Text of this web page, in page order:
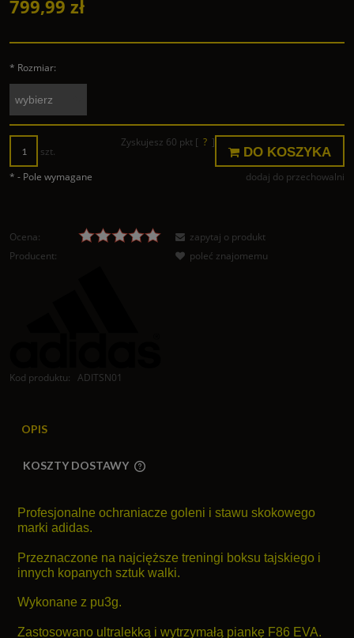
799,99 zł
* Rozmiar:
szt. DO KOSZYKA
Zyskujesz 60 pkt [ ? ]
dodaj do przechowalni
* - Pole wymagane
Ocena:
Producent:
Kod produktu: ADITSN01
zapytaj o produkt
poleć znajomemu
OPIS
KOSZTY DOSTAWY
Profesjonalne ochraniacze goleni i stawu skokowego
marki adidas.
Przeznaczone na najcięższe treningi boksu tajskiego i
innych kopanych sztuk walki.
Wykonane z pu3g.
Zastosowano ultralekką i wytrzymałą piankę F86 EVA.